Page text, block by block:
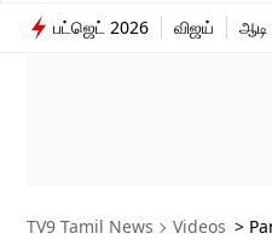
தமிழ்நாடு
பட்ஜெட் 2026 விஜய்
TV9 Tamil News Videos >